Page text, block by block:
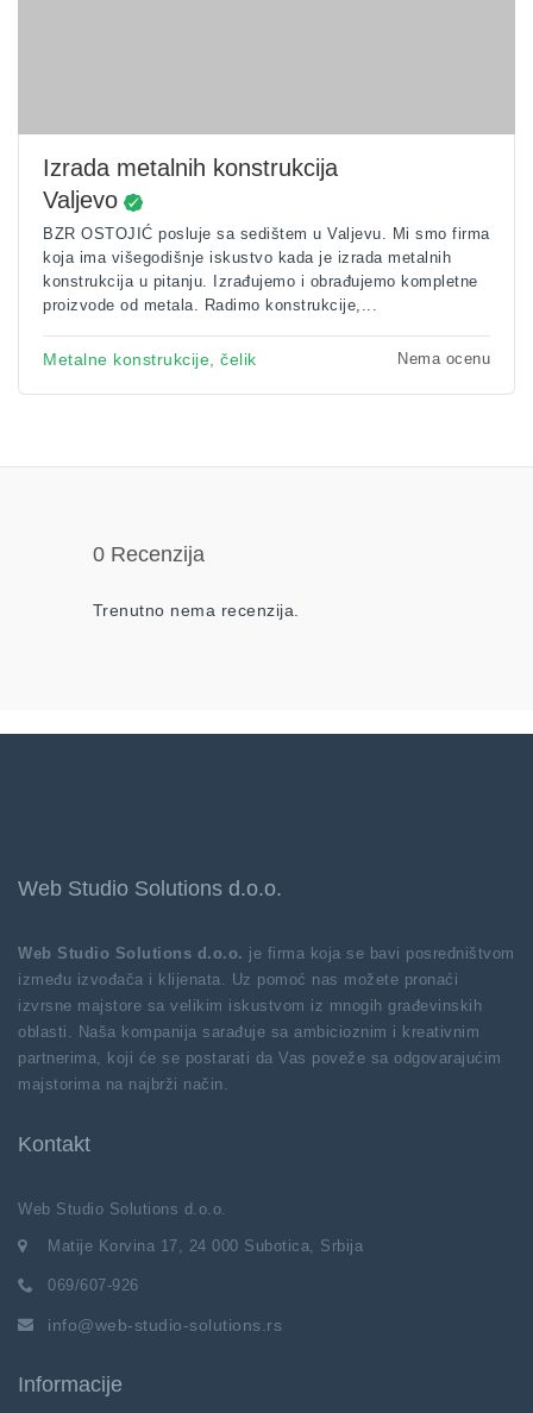
Izrada metalnih konstrukcija
Valjevo
BZR OSTOJIĆ posluje sa sedištem u Valjevu. Mi smo firma
koja ima višegodišnje iskustvo kada je izrada metalnih
konstrukcija u pitanju. Izrađujemo i obrađujemo kompletne
proizvode od metala. Radimo konstrukcije,...
Metalne konstrukcije, čelik Nema ocenu
0 Recenzija
Trenutno nema recenzija.
Web Studio Solutions d.o.o.
Web Studio Solutions d.o.o. je firma koja se bavi posredništvom
između izvođača i klijenata. Uz pomoć nas možete pronaći
izvrsne majstore sa velikim iskustvom iz mnogih građevinskih
oblasti. Naša kompanija sarađuje sa ambicioznim i kreativnim
partnerima, koji će se postarati da Vas poveže sa odgovarajućim
majstorima na najbrži način.
Kontakt
Web Studio Solutions d.o.o.
Matije Korvina 17, 24 000 Subotica, Srbija
069/607-926
info@web-studio-solutions.rs
Informacije